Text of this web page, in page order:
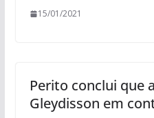
15/01/2021
Perito conclui que
Gleydisson em